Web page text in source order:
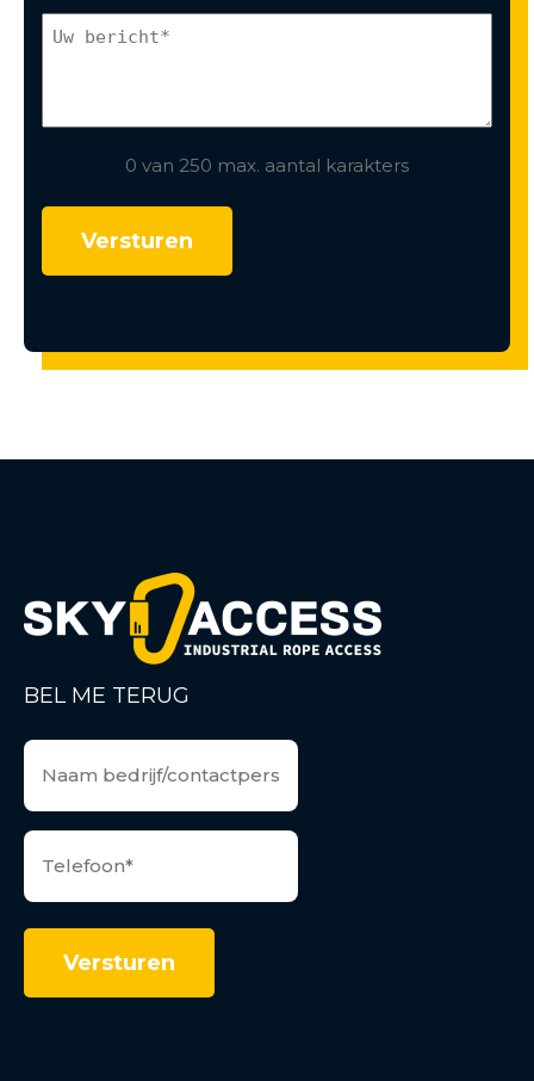
0 van 250 max. aantal karakters
BEL ME TERUG